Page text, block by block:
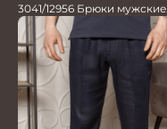
3041/12956 Брюки мужские
океан